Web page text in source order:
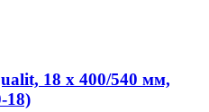
18 x 400/540 мм,
18)